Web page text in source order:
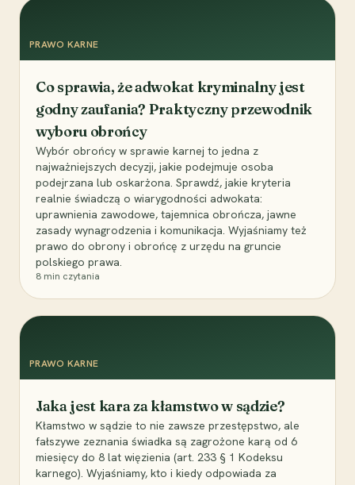
PRAWO KARNE
Co sprawia, że adwokat kryminalny jest
godny zaufania? Praktyczny przewodnik
wyboru obrońcy
Wybór obrońcy w sprawie karnej to jedna z
najważniejszych decyzji, jakie podejmuje osoba
podejrzana lub oskarżona. Sprawdź, jakie kryteria
realnie świadczą o wiarygodności adwokata:
uprawnienia zawodowe, tajemnica obrończa, jawne
zasady wynagrodzenia i komunikacja. Wyjaśniamy też
prawo do obrony i obrońcę z urzędu na gruncie
polskiego prawa.
8 min czytania
PRAWO KARNE
Jaka jest kara za kłamstwo w sądzie?
Kłamstwo w sądzie to nie zawsze przestępstwo, ale
fałszywe zeznania świadka są zagrożone karą od 6
miesięcy do 8 lat więzienia (art. 233 § 1 Kodeksu
karnego). Wyjaśniamy, kto i kiedy odpowiada za